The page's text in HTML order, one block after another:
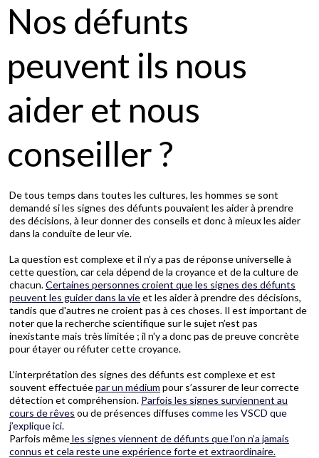
Nos défunts
peuvent ils nous
aider et nous
conseiller ?
De tous temps dans toutes les cultures, les hommes se sont
demandé si les signes des défunts pouvaient les aider à prendre
des décisions, à leur donner des conseils et donc à mieux les aider
dans la conduite de leur vie.
La question est complexe et il n’y a pas de réponse universelle à
cette question, car cela dépend de la croyance et de la culture de
chacun.Certaines personnes croient que les signes des défunts
peuvent les guider dans la vieet les aider à prendre des décisions,
tandis que d'autres ne croient pas à ces choses. Il est important de
noter que la recherche scientifique sur le sujet n’est pas
inexistante mais très limitée ; il n'y a donc pas de preuve concrète
pour étayer ou réfuter cette croyance.
L’interprétation des signes des défunts est complexe et est
souvent effectuéepar un médium pour s’assurer de leur correcte
détection et compréhension. Parfois les signes surviennent au
cours de rêves ou de présences diffuses comme les VSCD que
j’explique ici.
Parfois mêmeles signes viennent de défunts que l’on n’a jamais
connus et cela reste une expérience forte et extraordinaire.